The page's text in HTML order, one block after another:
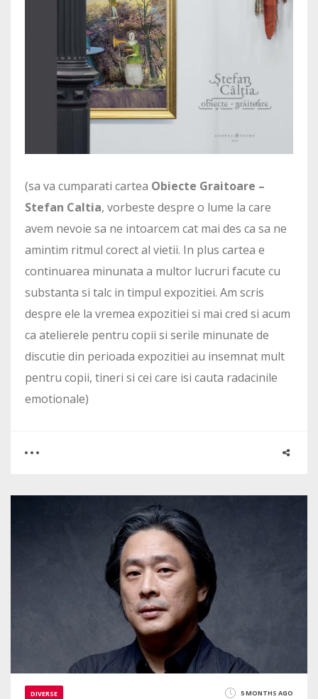
(sa va cumparati cartea Obiecte Graitoare –
Stefan Caltia, vorbeste despre o lume la care
avem nevoie sa ne intoarcem cat mai des ca sa ne
amintim ritmul corect al vietii. In plus cartea e
continuarea minunata a multor lucruri facute cu
substanta si talc in timpul expozitiei. Am scris
despre ele la vremea expozitiei si mai cred si acum
ca atelierele pentru copii si serile minunate de
discutie din perioada expozitiei au insemnat mult
pentru copii, tineri si cei care isi cauta radacinile
emotionale)
DIVERSE 5 MONTHS AGO